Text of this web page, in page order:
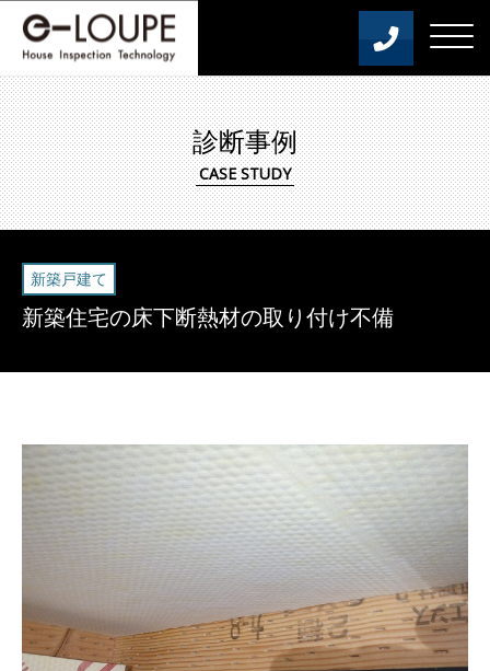
診断事例
新築戸建て
新築住宅の床下断熱材の取り付け不備